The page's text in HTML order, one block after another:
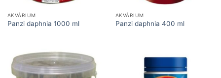
AKVÁRIUM
Panzi daphnia 1000 ml
AKVÁRIUM
Panzi daphnia 400 ml